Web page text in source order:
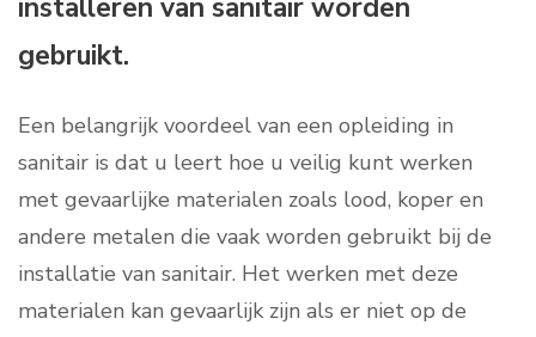
installeren van sanitair worden
gebruikt.
Een belangrijk voordeel van een opleiding in
sanitair is dat u leert hoe u veilig kunt werken
met gevaarlijke materialen zoals lood, koper en
andere metalen die vaak worden gebruikt bij de
installatie van sanitair. Het werken met deze
materialen kan gevaarlijk zijn als er niet op de